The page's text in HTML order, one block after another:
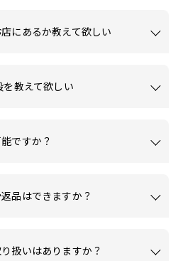
にあるか教えて欲しい
教えて欲しい
ですか？
品はできますか？
扱いはありますか？